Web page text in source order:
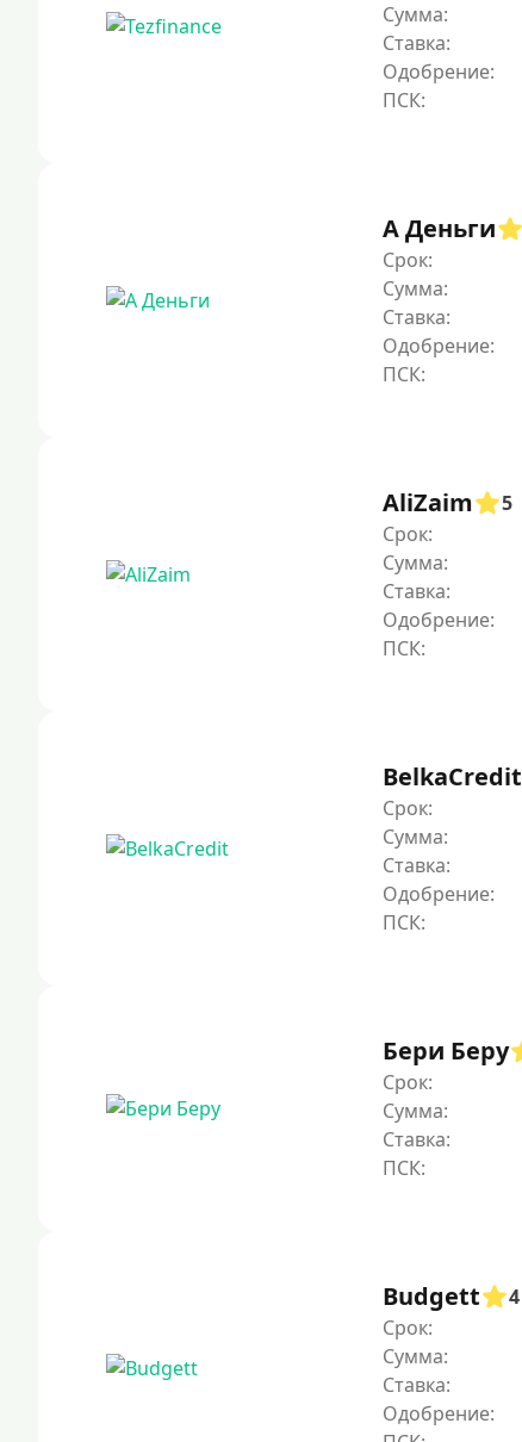
Сумма:
Ставка:
Одобрение:
А Деньги
Срок:
Сумма:
Ставка:
Одобрение:
AliZaim
5
Срок:
Сумма:
Ставка:
Одобрение:
BelkaCredit
Срок:
Сумма:
Ставка:
Одобрение:
Бери Беру
Срок:
Сумма:
Ставка:
Budgett
4
Срок:
Сумма:
Ставка:
Одобрение: